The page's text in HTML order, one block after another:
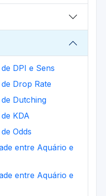
DPI e Sens
Drop Rate
Dutching
KDA
Odds
entre Aquário e
entre Aquário e